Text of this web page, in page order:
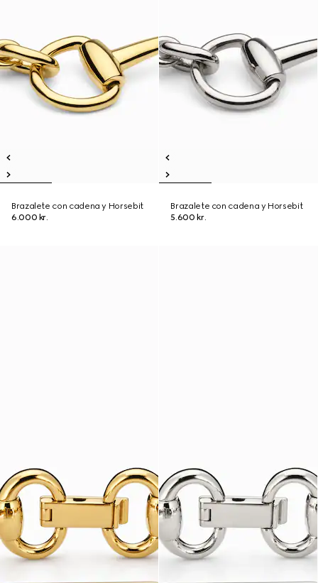
Brazalete con cadena y Horsebit
6.000 kr.
Brazalete con cadena y Horsebit
5.600 kr.